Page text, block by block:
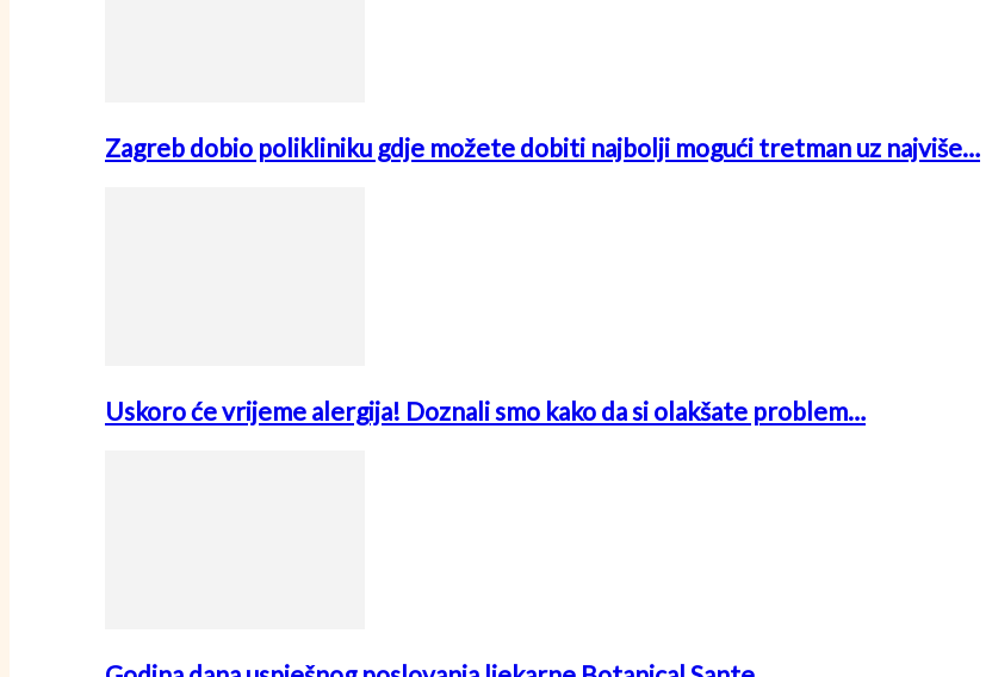
Zagreb dobio polikliniku gdje možete dobiti najbolji mogući tretman uz najviše…
Uskoro će vrijeme alergija! Doznali smo kako da si olakšate problem…